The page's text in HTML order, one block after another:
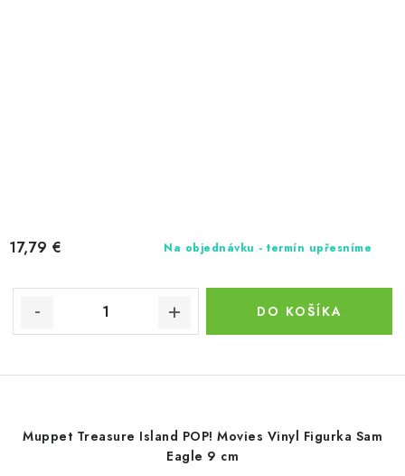
Na objednávku - termín upřesníme
17,79 €
DO KOŠÍKA
Muppet Treasure Island POP! Movies Vinyl Figurka Sam
Eagle 9 cm